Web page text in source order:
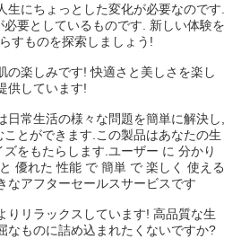
生にちょっとした変化が必要なのです.
要としているものです. 新しい体験を
すものを探索しましょう!
の楽しみです! 快適さと美しさを楽し
供しています!
日常生活の様々な問題を簡単に解決し,
とができます.この製品はあなたの生
をもたらします.ユーザー に 分かり
優れた 性能 で 簡単 で 楽しく 使える
なアフターセールスサービスです
りリラックスしています! 高品質な生
なものに詰め込まれたくないですか?